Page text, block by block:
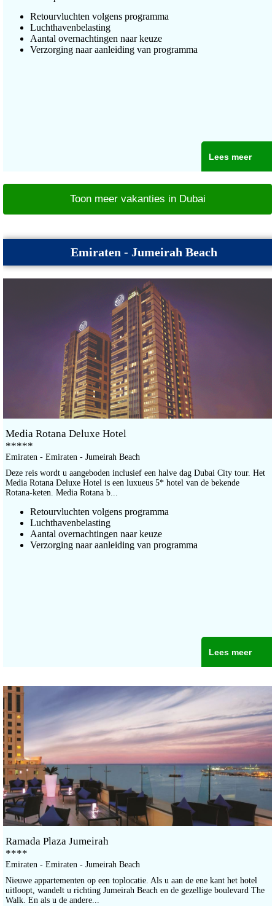
Retourvluchten volgens programma
Luchthavenbelasting
Aantal overnachtingen naar keuze
Verzorging naar aanleiding van programma
Lees meer
Toon meer vakanties in Dubai
Emiraten - Jumeirah Beach
Media Rotana Deluxe Hotel
*****
Emiraten - Emiraten - Jumeirah Beach
Deze reis wordt u aangeboden inclusief een halve dag Dubai City tour. Het
Media Rotana Deluxe Hotel is een luxueus 5* hotel van de bekende
Rotana-keten. Media Rotana b...
Retourvluchten volgens programma
Luchthavenbelasting
Aantal overnachtingen naar keuze
Verzorging naar aanleiding van programma
Lees meer
Ramada Plaza Jumeirah
****
Emiraten - Emiraten - Jumeirah Beach
Nieuwe appartementen op een toplocatie. Als u aan de ene kant het hotel
uitloopt, wandelt u richting Jumeirah Beach en de gezellige boulevard The
Walk. En als u de andere...